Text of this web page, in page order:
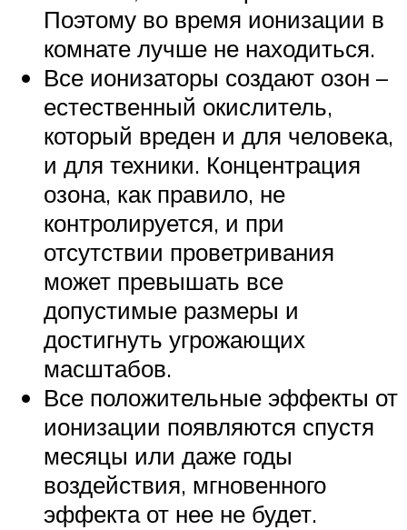
Поэтому во время ионизации в
комнате лучше не находиться.
Все ионизаторы создают озон –
естественный окислитель,
который вреден и для человека,
и для техники. Концентрация
озона, как правило, не
контролируется, и при
отсутствии проветривания
может превышать все
допустимые размеры и
достигнуть угрожающих
масштабов.
Все положительные эффекты от
ионизации появляются спустя
месяцы или даже годы
воздействия, мгновенного
эффекта от нее не будет.